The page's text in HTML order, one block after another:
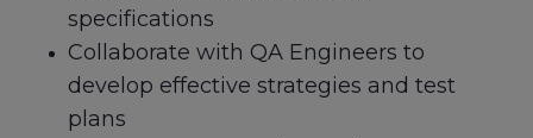
specifications
Collaborate with QA Engineers to
develop effective strategies and test
plans